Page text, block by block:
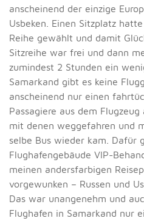
anscheinend der einzige
Usbeken. Einen Sitzplatz
Reihe gewählt und damit
Sitzreihe war frei und dann
zumindest 2 Stunden ein
Samarkand gibt es keine
anscheinend nur einen
Passagiere aus dem
mit denen weggefahren und
selbe Bus wieder kam. Dafür
Flughafengebäude VIP-
meinen andersfarbigen
vorgewunken – Russen und
Das war unangenehm und
Flughafen in Samarkand nur